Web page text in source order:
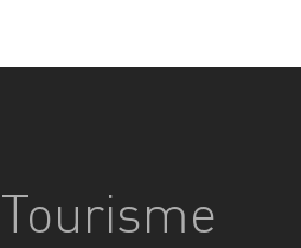
Tourisme